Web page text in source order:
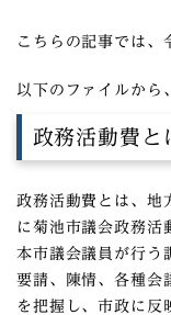
こちらの記事では、
以下のファイルから
政務活動費と
政務活動費とは、
に菊池市議会政務活
本市議会議員が行う
要請、陳情、各種会
を把握し、市政に反